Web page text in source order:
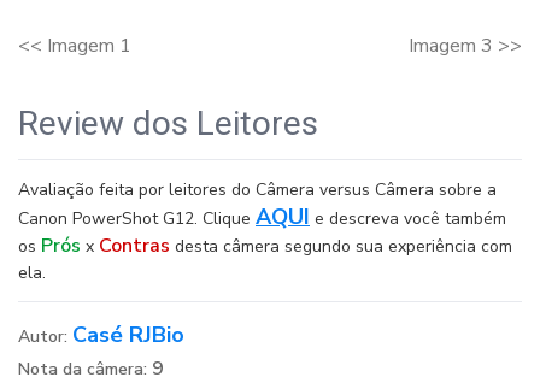
<< Imagem 1 Imagem 3 >>
Review dos Leitores